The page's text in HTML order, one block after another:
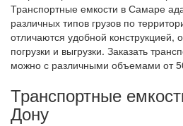
Транспортные емкости в Самаре
различных типов грузов по
отличаются удобной
погрузки и выгрузки. Заказать
можно с различными объемами от
Транспортные
Дону